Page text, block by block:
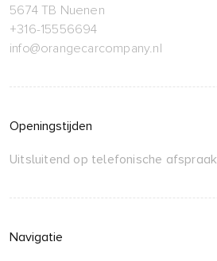
5674 TB Nuenen
+316-15556694
info@orangecarcompany.nl
Openingstijden
Uitsluitend op telefonische afspraak
Navigatie